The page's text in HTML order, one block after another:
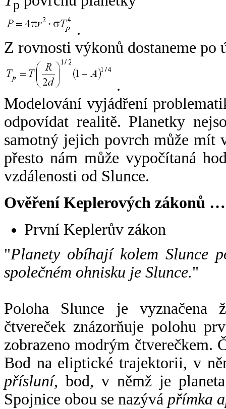
p
.
Z rovnosti výkonů dostaneme po
.
Modelování vyjádření
odpovídat realitě. Planetky
samotný jejich povrch může mít
přesto nám může vypočítaná
vzdálenosti od Slunce.
Ověření Keplerových zákonů …
První Keplerův zákon
"Planety obíhají kolem Slunce
společném ohnisku je Slunce."
Poloha Slunce je vyznačena
čtvereček znázorňuje polohu
zobrazeno modrým čtverečkem.
Bod na eliptické trajektorii, v
přísluní, bod, v němž je
Spojnice obou se nazývá přímka